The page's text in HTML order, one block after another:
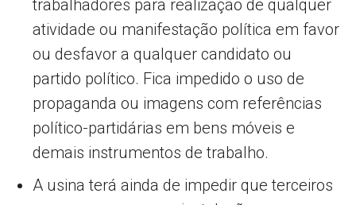
trabalhadores para realização de qualquer
atividade ou manifestação política em favor
ou desfavor a qualquer candidato ou
partido político. Fica impedido o uso de
propaganda ou imagens com referências
político-partidárias em bens móveis e
demais instrumentos de trabalho.
A usina terá ainda de impedir que terceiros